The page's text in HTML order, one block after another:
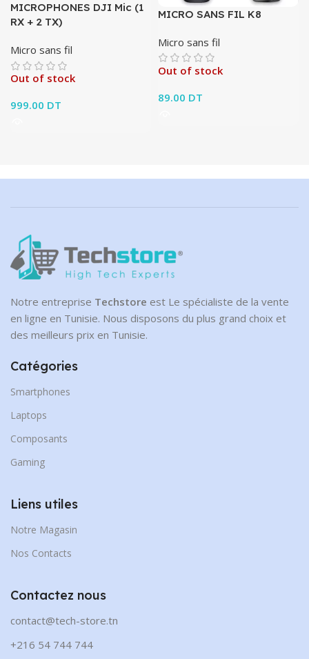
MICROPHONES DJI Mic (1
RX + 2 TX)
Micro sans fil
Out of stock
999.00 DT
MICRO SANS FIL K8
Micro sans fil
Out of stock
89.00 DT
Notre entreprise Techstore est Le spécialiste de la vente
en ligne en Tunisie. Nous disposons du plus grand choix et
des meilleurs prix en Tunisie.
Catégories
Smartphones
Laptops
Composants
Gaming
Liens utiles
Notre Magasin
Nos Contacts
Contactez nous
contact@tech-store.tn
+216 54 744 744